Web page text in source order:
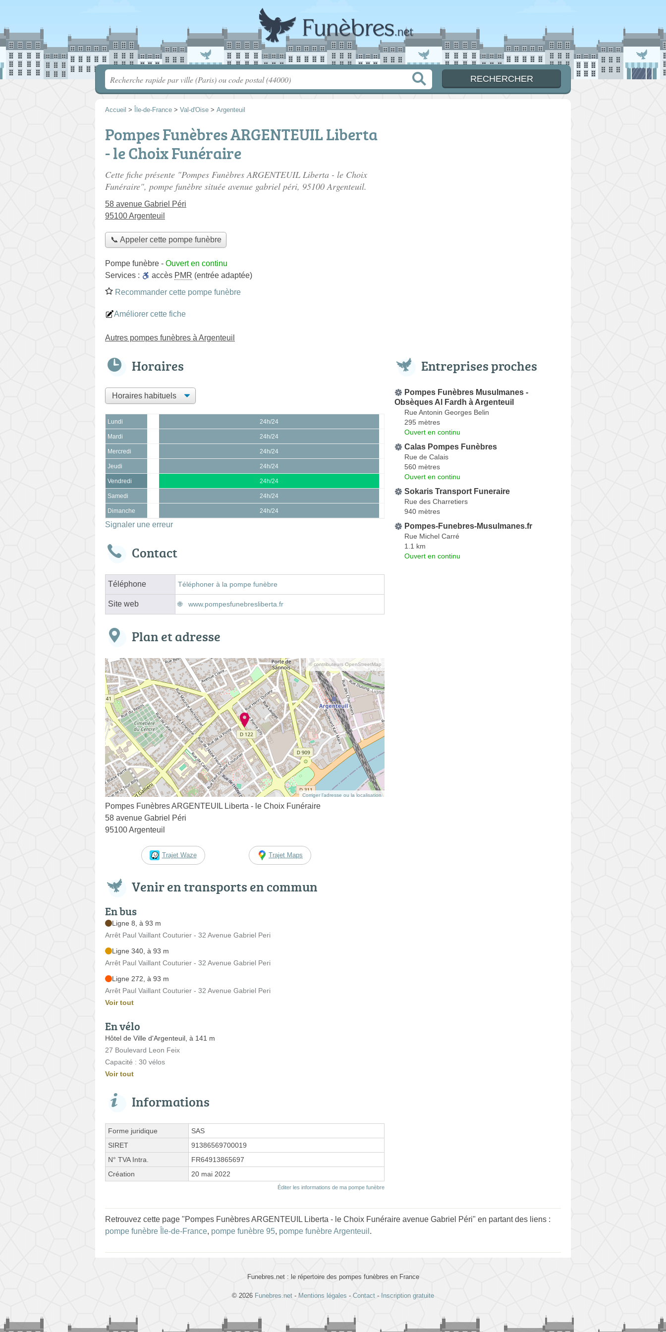
Accueil > Île-de-France > Val-d'Oise > Argenteuil
Pompes Funèbres ARGENTEUIL Liberta
- le Choix Funéraire
Cette fiche présente "Pompes Funèbres ARGENTEUIL Liberta - le Choix
Funéraire", pompe funèbre située avenue gabriel péri, 95100 Argenteuil.
58 avenue Gabriel Péri
95100 Argenteuil
📞 Appeler cette pompe funèbre
Pompe funèbre - Ouvert en continu
Services :
accès PMR (entrée adaptée)
Recommander cette pompe funèbre
Améliorer cette fiche
Autres pompes funèbres à Argenteuil
Horaires
Lundi 24h/24
Mardi 24h/24
Mercredi 24h/24
Jeudi 24h/24
Vendredi 24h/24
Samedi 24h/24
Dimanche 24h/24
Signaler une erreur
Contact
Téléphone Téléphoner à la pompe funèbre
Site web www.pompesfunebresliberta.fr
Plan et adresse
© contributeurs OpenStreetMap
Corriger l’adresse ou la localisation
Pompes Funèbres ARGENTEUIL Liberta - le Choix Funéraire
58 avenue Gabriel Péri
95100 Argenteuil
Trajet Waze Trajet Maps
Venir en transports en commun
En bus
Ligne 8, à 93 m
Arrêt Paul Vaillant Couturier - 32 Avenue Gabriel Peri
Ligne 340, à 93 m
Arrêt Paul Vaillant Couturier - 32 Avenue Gabriel Peri
Ligne 272, à 93 m
Arrêt Paul Vaillant Couturier - 32 Avenue Gabriel Peri
Voir tout
En vélo
Hôtel de Ville d'Argenteuil, à 141 m
27 Boulevard Leon Feix
Capacité : 30 vélos
Voir tout
Informations
Forme juridique
SAS
SIRET
91386569700019
N° TVA Intra.
FR64913865697
Création
20 mai 2022
Éditer les informations de ma pompe funèbre
Entreprises proches
Pompes Funèbres Musulmanes -
Obsèques Al Fardh à Argenteuil
Rue Antonin Georges Belin
295 mètres
Ouvert en continu
Calas Pompes Funèbres
Rue de Calais
560 mètres
Ouvert en continu
Sokaris Transport Funeraire
Rue des Charretiers
940 mètres
Pompes-Funebres-Musulmanes.fr
Rue Michel Carré
1.1 km
Ouvert en continu
Retrouvez cette page "Pompes Funèbres ARGENTEUIL Liberta - le Choix Funéraire avenue Gabriel Péri" en partant des liens :
pompe funèbre Île-de-France, pompe funèbre 95, pompe funèbre Argenteuil .
Funebres.net : le répertoire des pompes funèbres en France
© 2026 Funebres.net - Mentions légales - Contact - Inscription gratuite